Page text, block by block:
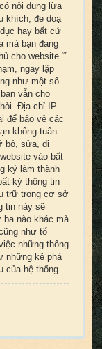
nội dung lừa
khích, đe doạ
hay bất cứ
mà bạn đang
cho website “”
ngay lập
như một số
vẫn cho
Địa chỉ IP
để bảo vệ các
không tuân
bỏ, sửa, di
vào bất
ký làm thành
kỳ thông tin
trữ trong cơ sở
tin này sẽ
nào khác mà
như tổ
những thông
những kẻ phá
của hệ thống.